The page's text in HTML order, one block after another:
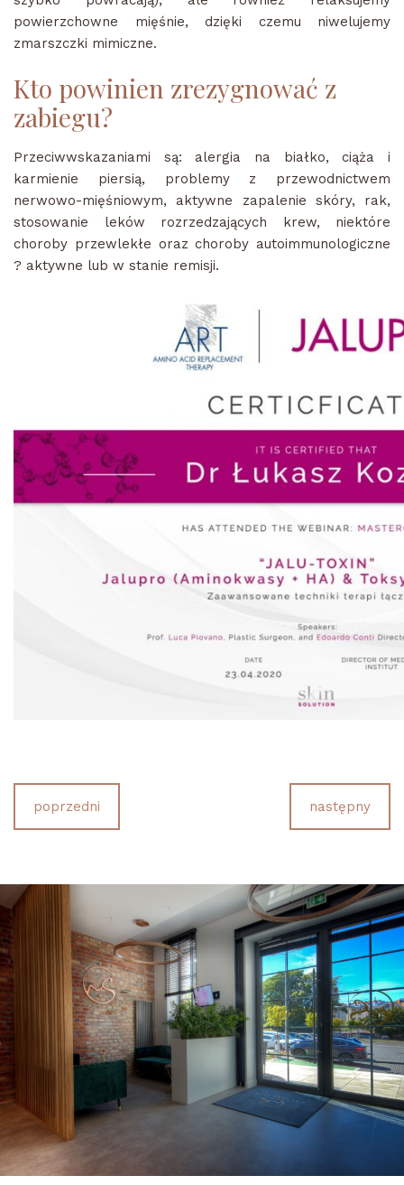
powierzchowne mięśnie, dzięki czemu niwelujemy
zmarszczki mimiczne.
Kto powinien zrezygnować z
zabiegu?
Przeciwwskazaniami są: alergia na białko, ciąża i
karmienie piersią, problemy z przewodnictwem
nerwowo-mięśniowym, aktywne zapalenie skóry, rak,
stosowanie leków rozrzedzających krew, niektóre
choroby przewlekłe oraz choroby autoimmunologiczne
? aktywne lub w stanie remisji.
poprzedni następny